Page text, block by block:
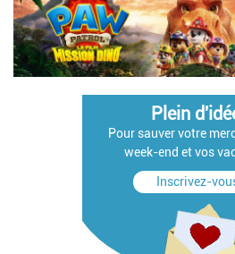
Plein
Pour sauver votre
week-end et vos
Inscrivez-